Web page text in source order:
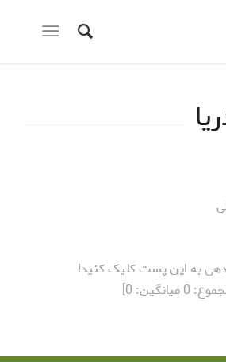
به این پست کلیک کنید!
0میانگین: 0
]